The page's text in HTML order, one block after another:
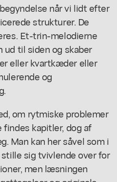
når vi lidt efter
strukturer. De
Et-trin-melodierne
til siden og skaber
eller kvartkæder eller
og
om rytmiske problemer
kapitler, dog af
Man kan her såvel som i
sig tvivlende over for
men læsningen